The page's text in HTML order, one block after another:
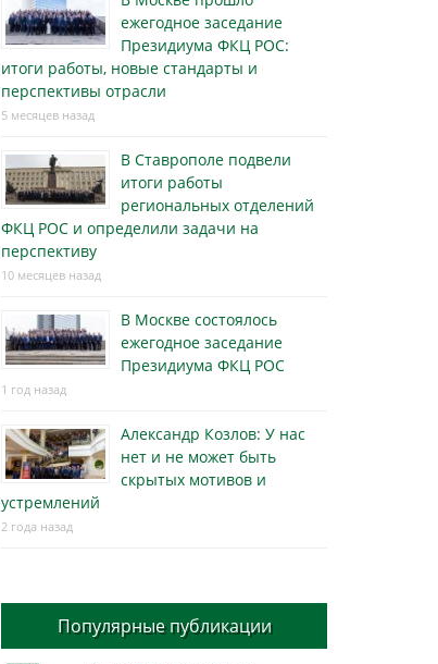
ежегодное заседание
Президиума ФКЦ РОС:
итоги работы, новые стандарты и
перспективы отрасли
5 месяцев назад
В Ставрополе подвели
итоги работы
региональных отделений
ФКЦ РОС и определили задачи на
перспективу
10 месяцев назад
В Москве состоялось
ежегодное заседание
Президиума ФКЦ РОС
1 год назад
Александр Козлов: У нас
нет и не может быть
скрытых мотивов и
устремлений
2 года назад
Популярные публикации